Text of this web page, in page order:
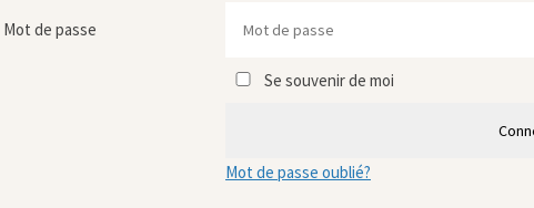
Mot de passe
Se souvenir de moi
Mot de passe oublié?